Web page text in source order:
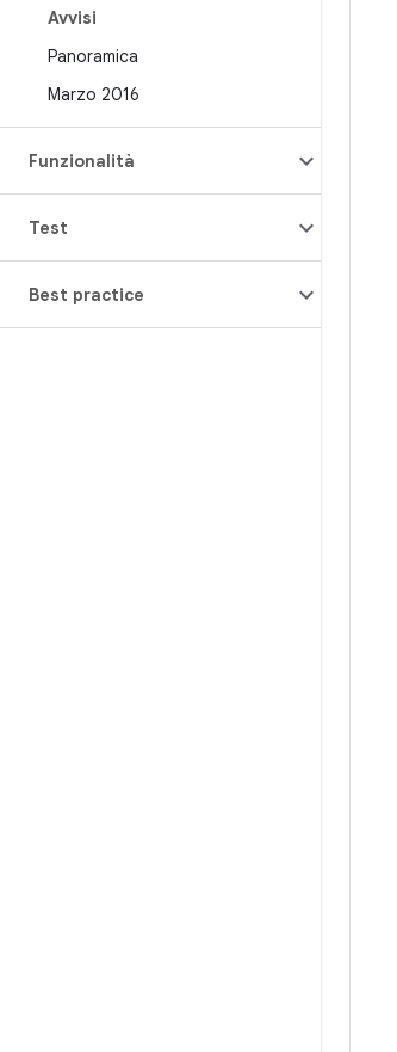
Avvisi
Panoramica
Marzo 2016
Funzionalità
Test
Best practice